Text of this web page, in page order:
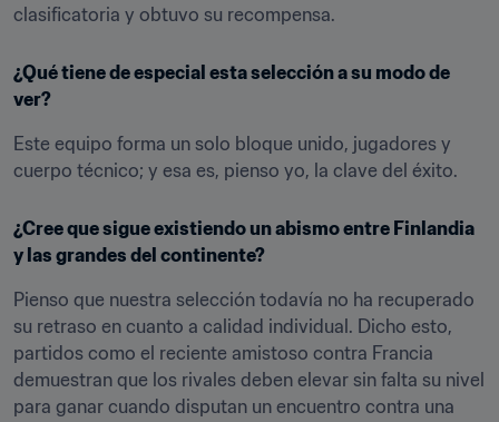
clasificatoria y obtuvo su recompensa.
¿Qué tiene de especial esta selección a su modo de
ver?
Este equipo forma un solo bloque unido, jugadores y
cuerpo técnico; y esa es, pienso yo, la clave del éxito.
¿Cree que sigue existiendo un abismo entre Finlandia
y las grandes del continente?
Pienso que nuestra selección todavía no ha recuperado
su retraso en cuanto a calidad individual. Dicho esto,
partidos como el reciente amistoso contra Francia
demuestran que los rivales deben elevar sin falta su nivel
para ganar cuando disputan un encuentro contra una